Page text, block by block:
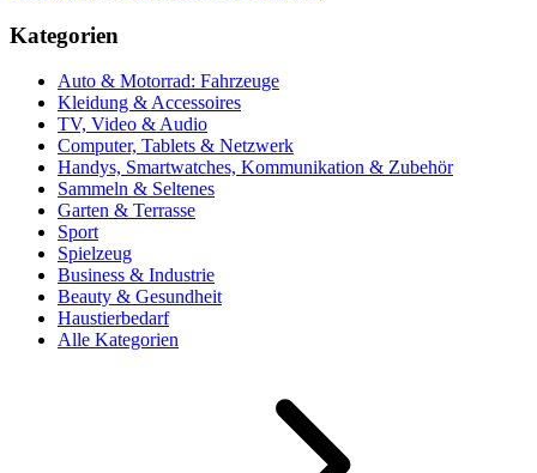
Kategorien
Auto & Motorrad: Fahrzeuge
Kleidung & Accessoires
TV, Video & Audio
Computer, Tablets & Netzwerk
Handys, Smartwatches, Kommunikation & Zubehör
Sammeln & Seltenes
Garten & Terrasse
Sport
Spielzeug
Business & Industrie
Beauty & Gesundheit
Haustierbedarf
Alle Kategorien